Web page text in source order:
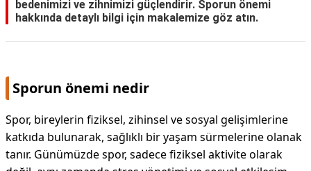
bedenimizi ve zihnimizi güçlendirir. Sporun önemi
hakkında detaylı bilgi için makalemize göz atın.
Sporun önemi nedir
Spor, bireylerin fiziksel, zihinsel ve sosyal gelişimlerine
katkıda bulunarak, sağlıklı bir yaşam sürmelerine olanak
tanır. Günümüzde spor, sadece fiziksel aktivite olarak